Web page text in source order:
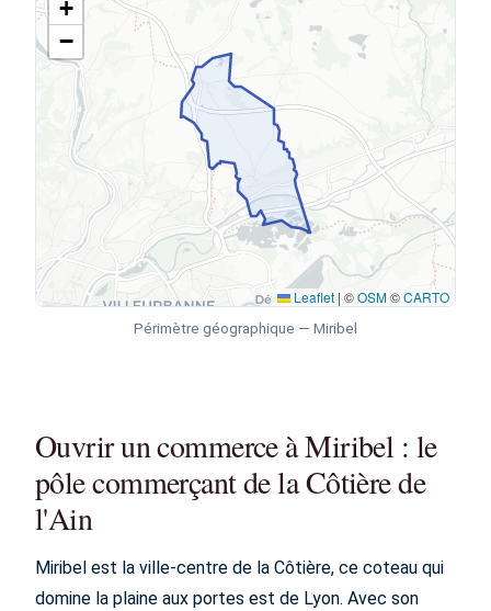
+
−
Leaflet | ©OSM©CARTO
Périmètre géographique — Miribel
Ouvrir un commerce à Miribel : le
pôle commerçant de la Côtière de
l'Ain
Miribel est la ville-centre de la Côtière, ce coteau qui
domine la plaine aux portes est de Lyon. Avec son